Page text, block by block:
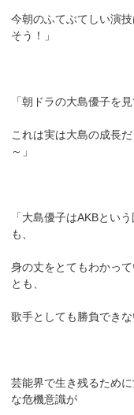
今朝のふてぶてしい演
そう！」
「朝ドラの大島優子を
これは実は大島の成長
～」
「大島優子はAKBとい
も、
身の丈をとてもわかっ
とも、
歌手としても勝負できな
芸能界で生き残るため
な危機意識が